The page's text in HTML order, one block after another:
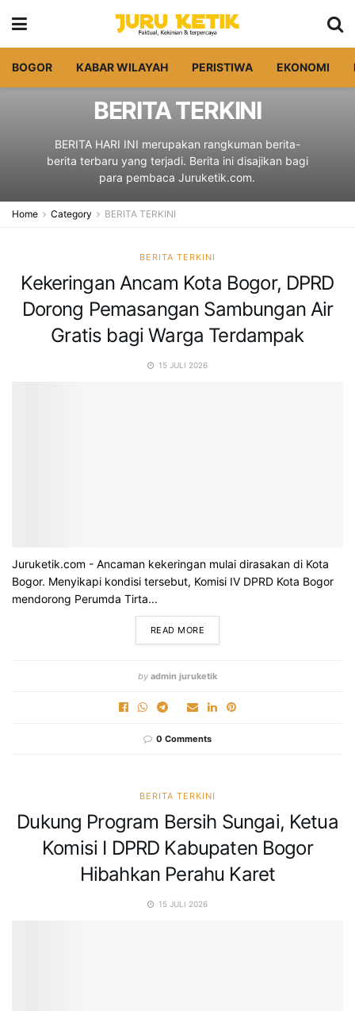
BOGOR KABAR WILAYAH PERISTIWA EKONOMI
BERITA TERKINI
BERITA HARI INI merupakan rangkuman berita-
berita terbaru yang terjadi. Berita ini disajikan bagi
para pembaca Juruketik.com.
Home Category BERITA TERKINI
BERITA TERKINI
Kekeringan Ancam Kota Bogor, DPRD
Dorong Pemasangan Sambungan Air
Gratis bagi Warga Terdampak
15 JULI 2026
Juruketik.com - Ancaman kekeringan mulai dirasakan di Kota
Bogor. Menyikapi kondisi tersebut, Komisi IV DPRD Kota Bogor
mendorong Perumda Tirta...
READ MORE
by admin juruketik
0 Comments
BERITA TERKINI
Dukung Program Bersih Sungai, Ketua
Komisi I DPRD Kabupaten Bogor
Hibahkan Perahu Karet
15 JULI 2026